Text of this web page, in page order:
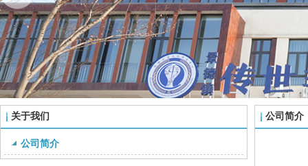
关于我们
公司简介
公司简介